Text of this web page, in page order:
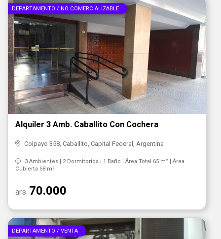
DEPARTAMENTO / NO COMERCIALIZABLE
Alquiler 3 Amb. Caballito Con Cochera
Colpayo 358, Caballito, Capital Federal, Argentina
3 Ambientes | 2 Dormitorios | 1 Baño | Área Total 65 m² | Área
Cubierta 58 m²
ars 70.000
DEPARTAMENTO / VENTA